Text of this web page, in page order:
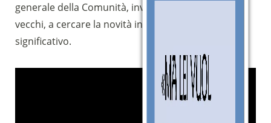
generale della Comunità, invita gli alleati, nuovi e
vecchi, a cercare la novità in questo momento così
significativo.
Sostieni la Comunità Magnificat
Fai una donazione sul nostro conto